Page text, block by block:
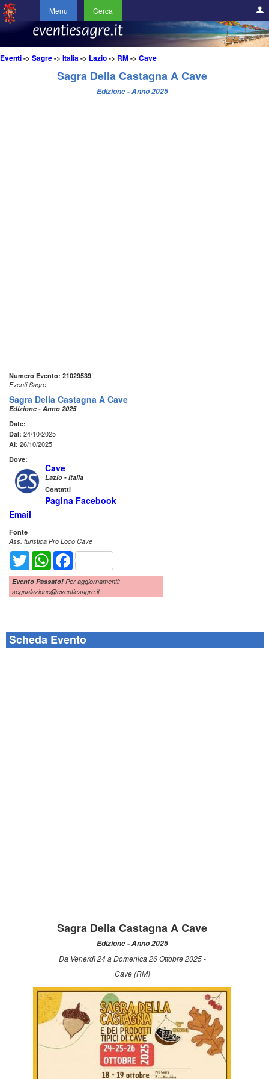
Menu Cerca
Eventi-> Sagre-> Italia-> Lazio-> RM-> Cave
Sagra Della Castagna A Cave
Edizione - Anno 2025
Numero Evento: 21029539
Eventi Sagre
Sagra Della Castagna A Cave
Edizione - Anno 2025
Date:
Dal: 24/10/2025
Al: 26/10/2025
Dove:
Cave
Lazio - Italia
Contatti
Pagina Facebook
Email
Fonte
Ass. turistica Pro Loco Cave
Twitter WhatsAppFacebook
Evento Passato! Per aggiornamenti:
segnalazione@eventiesagre.it
Scheda Evento
Sagra Della Castagna A Cave
Edizione - Anno 2025
Da Venerdì 24 a Domenica 26 Ottobre 2025 -
Cave (RM)